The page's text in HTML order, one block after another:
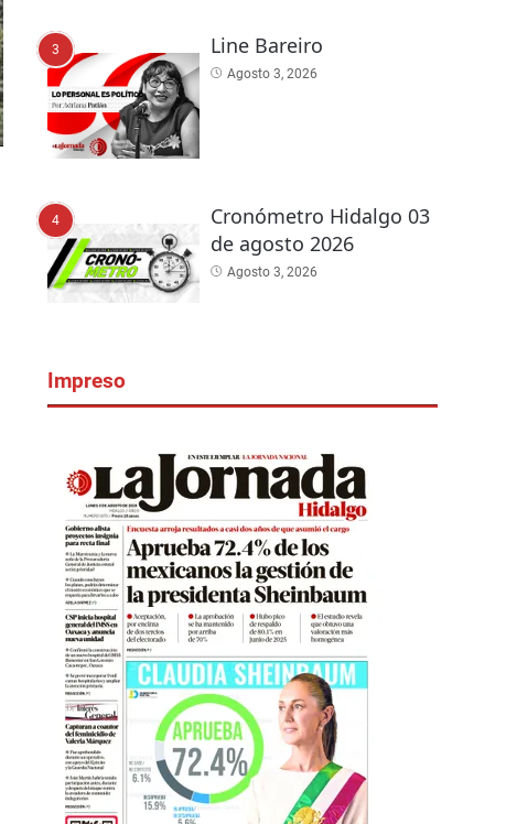
3 Line Bareiro
Agosto 3, 2026
4
Cronómetro Hidalgo 03
de agosto 2026
Agosto 3, 2026
Impreso